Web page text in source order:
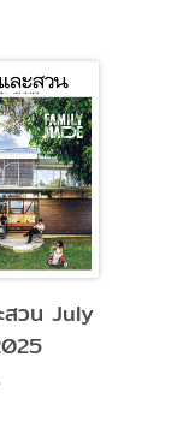
สวน July